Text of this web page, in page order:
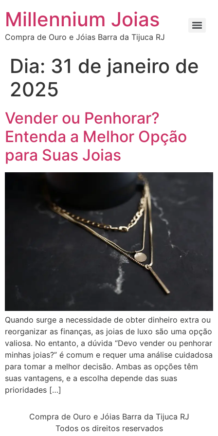
Millennium Joias
Compra de Ouro e Jóias Barra da Tijuca RJ
Dia: 31 de janeiro de
2025
Vender ou Penhorar?
Entenda a Melhor Opção
para Suas Joias
Quando surge a necessidade de obter dinheiro extra ou
reorganizar as finanças, as joias de luxo são uma opção
valiosa. No entanto, a dúvida “Devo vender ou penhorar
minhas joias?” é comum e requer uma análise cuidadosa
para tomar a melhor decisão. Ambas as opções têm
suas vantagens, e a escolha depende das suas
prioridades […]
Compra de Ouro e Jóias Barra da Tijuca RJ
Todos os direitos reservados